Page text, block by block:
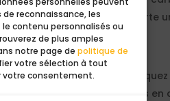
reconnaissance, les
contenu personnalisés ou
de plus amples
notre page de politique de
votre sélection à tout
votre consentement.
il est plus joli et apporte
place du double face,
retirer les caches longerons